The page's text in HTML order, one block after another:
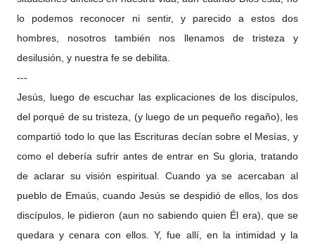
lo podemos reconocer ni sentir, y parecido a estos dos
hombres, nosotros también nos llenamos de tristeza y
desilusión, y nuestra fe se debilita.
---
Jesús, luego de escuchar las explicaciones de los discípulos,
del porqué de su tristeza, (y luego de un pequeño regaño), les
compartió todo lo que las Escrituras decían sobre el Mesías, y
como el debería sufrir antes de entrar en Su gloria, tratando
de aclarar su visión espiritual. Cuando ya se acercaban al
pueblo de Emaús, cuando Jesús se despidió de ellos, los dos
discípulos, le pidieron (aun no sabiendo quien Él era), que se
quedara y cenara con ellos. Y, fue allí, en la intimidad y la